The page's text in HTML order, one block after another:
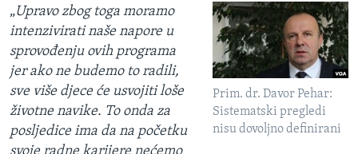
Prim. dr. Davor Pehar:
Sistematski pregledi
nisu dovoljno definirani
„Upravo zbog toga moramo
intenzivirati naše napore u
sprovođenju ovih programa
jer ako ne budemo to radili,
sve više djece će usvojiti loše
životne navike. To onda za
posljedice ima da na početku